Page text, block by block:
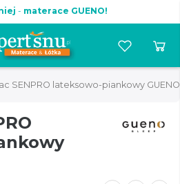
- materace GUENO!
SENPRO lateksowo-piankowy GUENO